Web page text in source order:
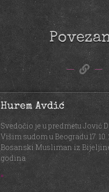
Hurem Avdić
Svedočio je u predmetu Jović
Višim sudom u Beogradu 17. 10.
Bosanski Musliman iz
godina
»